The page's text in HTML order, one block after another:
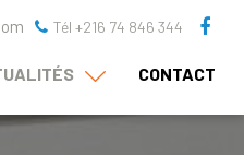
Tél +216 74 846 344
CONTACT